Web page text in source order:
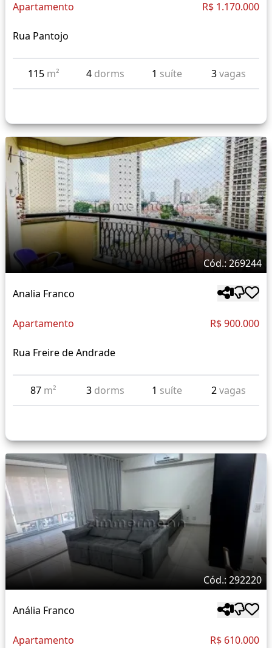
Apartamento R$ 1.170.000
Rua Pantojo
115 m² 4 dorms 1 suíte 3vagas
Cód.: 269244
Analia Franco
Apartamento R$ 900.000
Rua Freire de Andrade
87 m² 3 dorms 1 suíte 2vagas
Cód.: 292220
Anália Franco
Apartamento R$ 610.000